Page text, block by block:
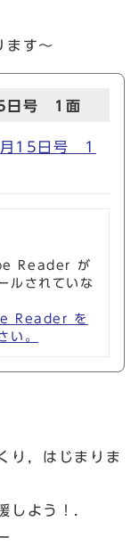
ます～
日号 1面
月15日号 1
Reader が
ルされていな
Reader を
い。
り，はじまりま
しよう！.